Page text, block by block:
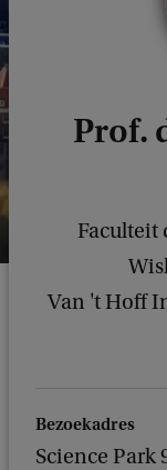
Prof.
Faculteit
Van 't Hoff
Bezoekadres
Science Park